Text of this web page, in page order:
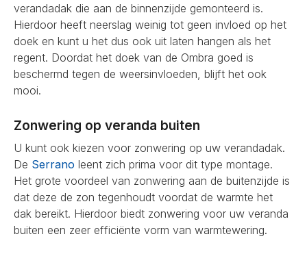
verandadak die aan de binnenzijde gemonteerd is.
Hierdoor heeft neerslag weinig tot geen invloed op het
doek en kunt u het dus ook uit laten hangen als het
regent. Doordat het doek van de Ombra goed is
beschermd tegen de weersinvloeden, blijft het ook
mooi.
Zonwering op veranda buiten
U kunt ook kiezen voor zonwering op uw verandadak.
De Serrano leent zich prima voor dit type montage.
Het grote voordeel van zonwering aan de buitenzijde is
dat deze de zon tegenhoudt voordat de warmte het
dak bereikt. Hierdoor biedt zonwering voor uw veranda
buiten een zeer efficiënte vorm van warmtewering.